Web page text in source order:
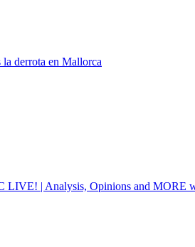
la derrota en Mallorca
| Analysis, Opinions and MORE